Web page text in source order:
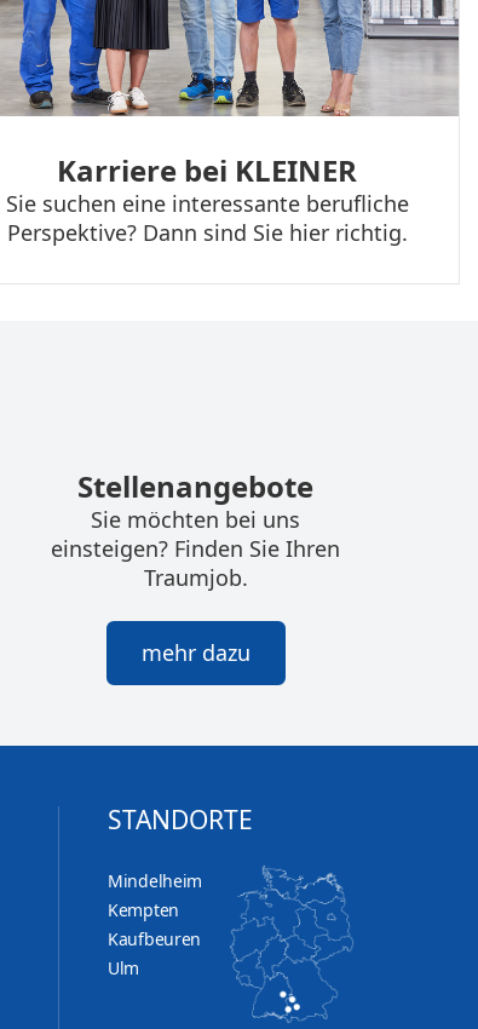
Karriere bei KLEINER
Sie suchen eine interessante berufliche
Perspektive? Dann sind Sie hier richtig.
Stellenangebote
Sie möchten bei uns
einsteigen? Finden Sie Ihren
Traumjob.
mehr dazu
STANDORTE
Mindelheim
Kempten
Kaufbeuren
Ulm